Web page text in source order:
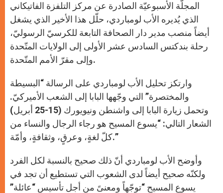
المجلّة الأسبوعيّة الصادرة عن مركز التلفزة الفاتيكاني
الذي يُديره الأب لومباردي، حلّل هذا الأخير الذي يشغل
أيضاً منصب مدير دار الصحافة التابعة للكرسيّ الرسوليّ،
رحلة بندكتس السادس عشر الأولى إلى الولايات المتّحدة
وإلى مقرّ الأمم المتّحدة.
وارتكز تحليل الأب لومباردي على الرسالة “البسيطة
والمختصرة” التي وجّهها البابا إلى الشعب الأميركيّ.
وتحمل زيارة البابا إلى واشنطن ونيويورك (15-25 أبريل)
الشعار التالي: “يسوع المسيح هو رجاء الرجال والنساء من
كلّ لغةٍ، وعرقٍ، وثقافةٍ، وأمّة.”
وأوضح الأب لومباردي أنّ ذلك صحيح بالنسبة لكل الفرد
ولكنّه صحيح أيضاً لدى الشعوب التي تستطيع أن تجد في
يسوع المسيح “توجّهاً ومعنىً من أجل تأسيس “عائلة”